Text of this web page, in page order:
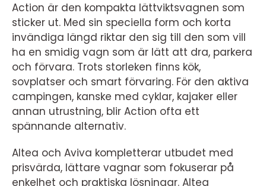
Action är den kompakta lättviktsvagnen som
sticker ut. Med sin speciella form och korta
invändiga längd riktar den sig till den som vill
ha en smidig vagn som är lätt att dra, parkera
och förvara. Trots storleken finns kök,
sovplatser och smart förvaring. För den aktiva
campingen, kanske med cyklar, kajaker eller
annan utrustning, blir Action ofta ett
spännande alternativ.
Altea och Aviva kompletterar utbudet med
prisvärda, lättare vagnar som fokuserar på
enkelhet och praktiska lösningar. Altea